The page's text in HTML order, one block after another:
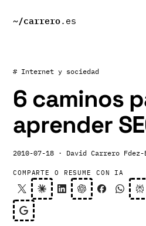
~/carrero.es
# Internet y sociedad
6 caminos
aprender
2010-07-18 · David Carrero
COMPARTE O RESUME CON IA